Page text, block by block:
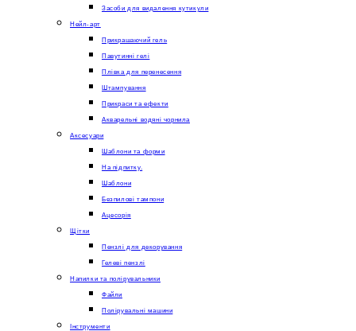
Засоби для видалення кутикули
Нейл-арт
Прикрашаючий гель
Павутинні гелі
Плівка для перенесення
Штампування
Прикраси та ефекти
Акварельні водяні чорнила
Аксесуари
Шаблони та форми
На підпитку.
Шаблони
Безпилові тампони
Ацесорія
Щітки
Пензлі для декорування
Гелеві пензлі
Напилки та полірувальники
Файли
Полірувальні машини
Інструменти